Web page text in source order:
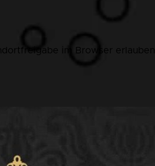
im Browser erlauben.